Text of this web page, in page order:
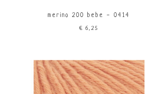
merino 200 bebe - 0414
€6,25